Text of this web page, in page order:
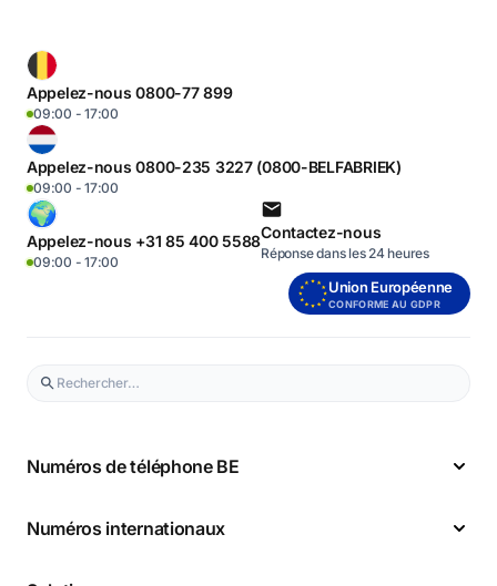
Appelez-nous 0800-77 899
09:00 - 17:00
Appelez-nous 0800-235 3227 (0800-BELFABRIEK)
09:00 - 17:00
Appelez-nous +31 85 400 5588
09:00 - 17:00
Contactez-nous
Réponse dans les 24 heures
Union Européenne
CONFORME AU GDPR
Numéros de téléphone BE
Numéros internationaux